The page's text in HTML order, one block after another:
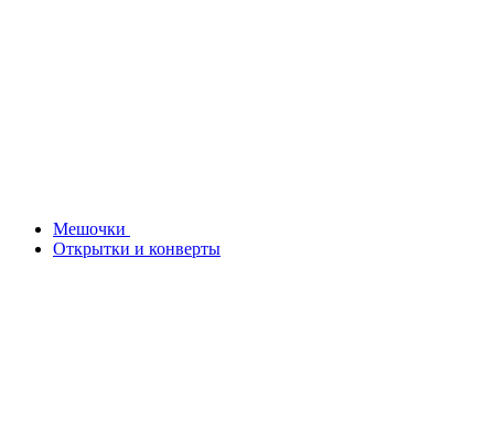
Мешочки
Открытки и конверты